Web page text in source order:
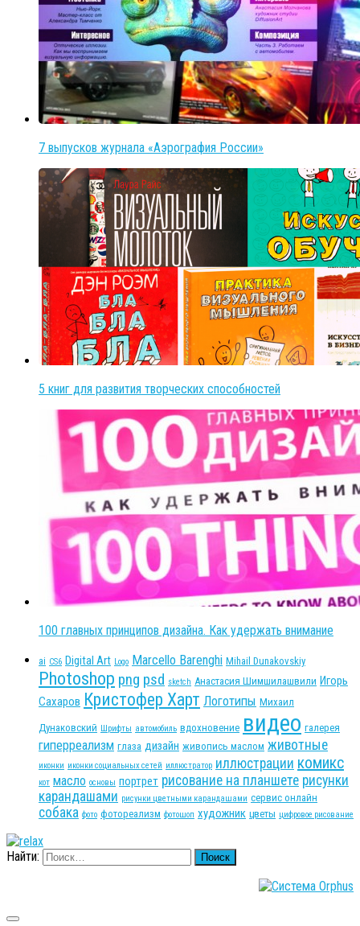
7 выпусков журнала «Аэрография России»
5 книг для развития творческих способностей
100 главных принципов дизайна. Как удержать внимание
ai CS6 Digital Art Logo Marcello Barenghi Mihail Dunakovskiy
Photoshop png psd sketch Анастасия Шимшилашвили Игорь
Сахаров Кристофер Харт Логотипы Михаил
Дунаковский Шрифты автомобиль вдохновение видео галерея
гиперреализм глаза дизайн живопись маслом животные
иконки иконки социальных сетей иллюстратор иллюстрации комикс
кот масло основы портрет рисование на планшете рисунки
карандашами рисунки цветными карандашами сервис онлайн
собака фото фотореализм фотошоп художник цветы цифровое рисование
Найти: